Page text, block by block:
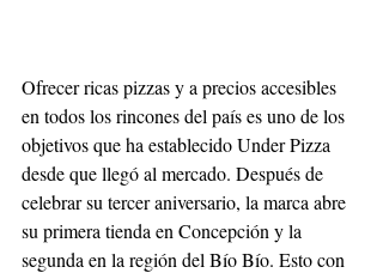
Ofrecer ricas pizzas y a precios accesibles
en todos los rincones del país es uno de los
objetivos que ha establecido Under Pizza
desde que llegó al mercado. Después de
celebrar su tercer aniversario, la marca abre
su primera tienda en Concepción y la
segunda en la región del Bío Bío. Esto con